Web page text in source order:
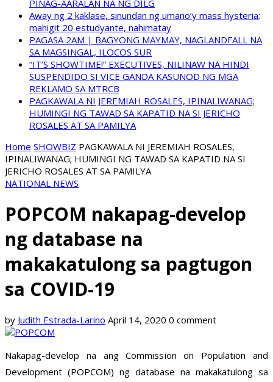
PINAG-AARALAN NA NG DILG
Away ng 2 kaklase, sinundan ng umano’y mass hysteria;
mahigit 20 estudyante, nahimatay
PAGASA 2AM | BAGYONG MAYMAY, NAGLANDFALL NA
SA MAGSINGAL, ILOCOS SUR
“IT’S SHOWTIME!” EXECUTIVES, NILINAW NA HINDI
SUSPENDIDO SI VICE GANDA KASUNOD NG MGA
REKLAMO SA MTRCB
PAGKAWALA NI JEREMIAH ROSALES, IPINALIWANAG;
HUMINGI NG TAWAD SA KAPATID NA SI JERICHO
ROSALES AT SA PAMILYA
Home SHOWBIZ PAGKAWALA NI JEREMIAH ROSALES,
IPINALIWANAG; HUMINGI NG TAWAD SA KAPATID NA SI
JERICHO ROSALES AT SA PAMILYA
NATIONAL NEWS
POPCOM nakapag-develop
ng database na
makakatulong sa pagtugon
sa COVID-19
by Judith Estrada-Larino April 14, 2020 0 comment
Nakapag-develop na ang Commission on Population and
Development (POPCOM) ng database na makakatulong sa